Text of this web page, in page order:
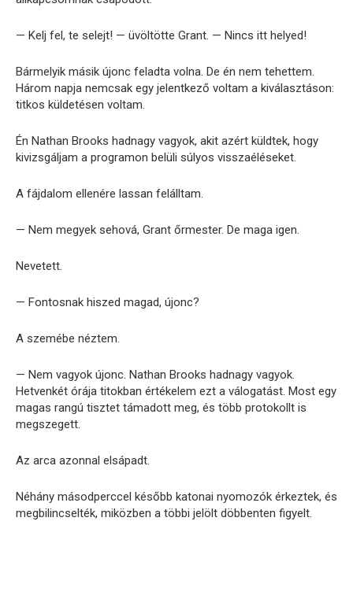
— Kelj fel, te selejt! — üvöltötte Grant. — Nincs itt helyed!
Bármelyik másik újonc feladta volna. De én nem tehettem.
Három napja nemcsak egy jelentkező voltam a kiválasztáson:
titkos küldetésen voltam.
Én Nathan Brooks hadnagy vagyok, akit azért küldtek, hogy
kivizsgáljam a programon belüli súlyos visszaéléseket.
A fájdalom ellenére lassan felálltam.
— Nem megyek sehová, Grant őrmester. De maga igen.
Nevetett.
— Fontosnak hiszed magad, újonc?
A szemébe néztem.
— Nem vagyok újonc. Nathan Brooks hadnagy vagyok.
Hetvenkét órája titokban értékelem ezt a válogatást. Most egy
magas rangú tisztet támadott meg, és több protokollt is
megszegett.
Az arca azonnal elsápadt.
Néhány másodperccel később katonai nyomozók érkeztek, és
megbilincselték, miközben a többi jelölt döbbenten figyelt.